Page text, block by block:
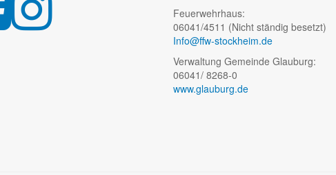
Feuerwehrhaus:
06041/4511 (Nicht ständig besetzt)
Info@ffw-stockheim.de
Verwaltung Gemeinde Glauburg:
06041/ 8268-0
www.glauburg.de